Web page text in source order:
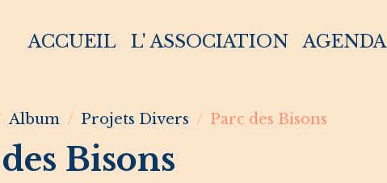
ACCUEIL L' ASSOCIATION AGENDA
Album Projets Divers Parc des Bisons
Bisons